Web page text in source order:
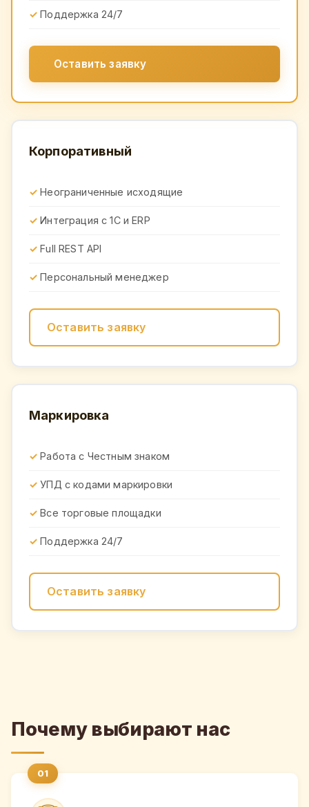
Поддержка 24/7
Оставить заявку
Корпоративный
Неограниченные исходящие
Интеграция с 1С и ERP
Full REST API
Персональный менеджер
Оставить заявку
Маркировка
Работа с Честным знаком
УПД с кодами маркировки
Все торговые площадки
Поддержка 24/7
Оставить заявку
Почему выбирают нас